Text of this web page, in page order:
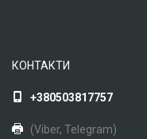
КОНТАКТИ
+380503817757
(Viber, Telegram)